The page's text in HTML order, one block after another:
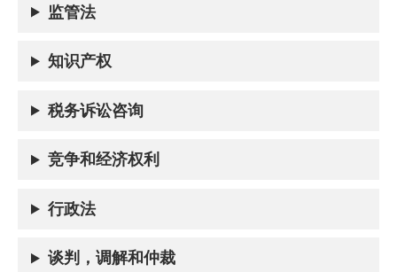
监管法
知识产权
税务诉讼咨询
竞争和经济权利
行政法
谈判，调解和仲裁